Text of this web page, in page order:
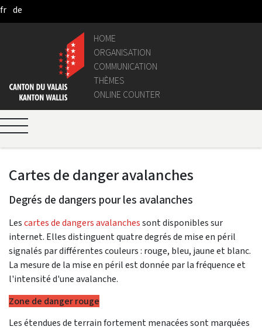
Saltar al contenido principal
fr de
HOME
ORGANISATION
COMMUNICATION
THÈMES
ONLINE COUNTER
Cartes de danger avalanches
Degrés de dangers pour les avalanches
Lescartes de dangers avalanchessont disponibles sur
internet. Elles distinguent quatre degrés de mise en péril
signalés par différentes couleurs : rouge, bleu, jaune et blanc.
La mesure de la mise en péril est donnée par la fréquence et
l'intensité d'une avalanche.
Zone de danger rouge
Les étendues de terrain fortement menacées sont marquées